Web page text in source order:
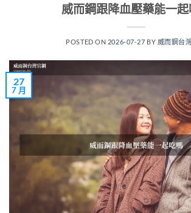
威而鋼跟降血壓藥能一
POSTED ON 2026-07-27 BY 威而鋼台
27
7 月